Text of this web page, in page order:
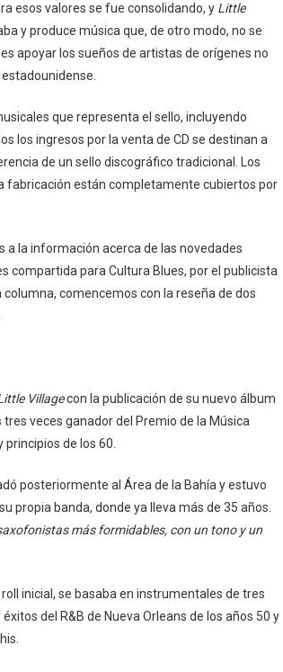
esos valores se fue consolidando, y Little
y produce música que, de otro modo, no se
apoyar los sueños de artistas de orígenes no
que representa el sello, incluyendo
los ingresos por la venta de CD se destinan a
de un sello discográfico tradicional. Los
fabricación están completamente cubiertos por
a la información acerca de las novedades
compartida para Cultura Blues, por el publicista
comencemos con la reseña de dos
Villagecon la publicación de su nuevo álbum
veces ganador del Premio de la Música
de los 60.
posteriormente al Área de la Bahía y estuvo
propia banda, donde ya lleva más de 35 años.
más formidables, con un tono y un
inicial, se basaba en instrumentales de tres
del R&B de Nueva Orleans de los años 50 y